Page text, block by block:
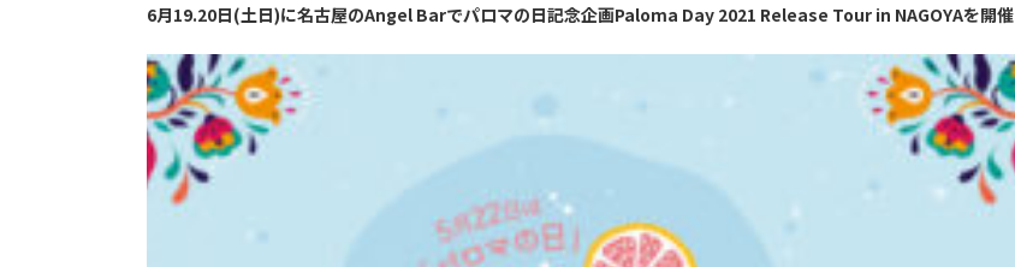
6月19.20日(土日)に名古屋のAngel Barでパロマの日記念企画Paloma Day 2021 Release Tour in NAGOYAを開催